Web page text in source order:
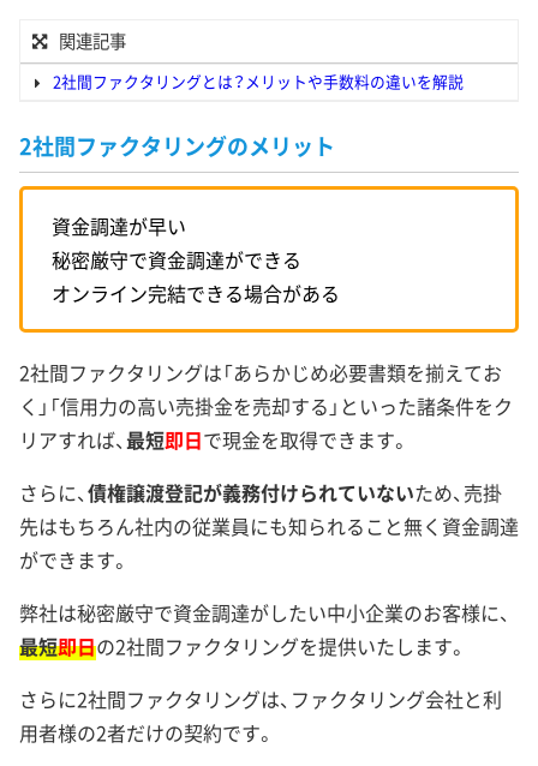
関連記事
2社間ファクタリングとは？メリットや手数料の違いを解説
2社間ファクタリングのメリット
資金調達が早い
秘密厳守で資金調達ができる
オンライン完結できる場合がある
2社間ファクタリングは「あらかじめ必要書類を揃えてお
く」「信用力の高い売掛金を売却する」といった諸条件をク
リアすれば、最短即日で現金を取得できます。
さらに、債権譲渡登記が義務付けられていないため、売掛
先はもちろん社内の従業員にも知られること無く資金調達
ができます。
弊社は秘密厳守で資金調達がしたい中小企業のお客様に、
最短即日の2社間ファクタリングを提供いたします。
さらに2社間ファクタリングは、ファクタリング会社と利
用者様の2者だけの契約です。